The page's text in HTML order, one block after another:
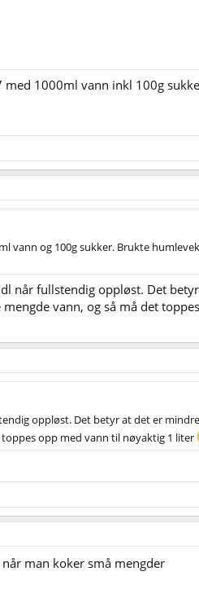
1000ml vann inkl 100g
vann og 100g sukker. Brukte
når fullstendig oppløst. Det
vann, og så må det
oppløst. Det betyr at det er
opp med vann til nøyaktig 1 liter
man koker små mengder